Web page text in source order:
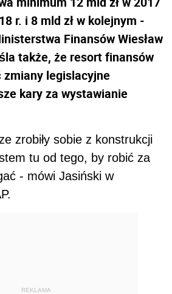
r. i 8 mld zł w kolejnym -
Finansów Wiesław
także, że resort finansów
legislacyjne
kary za wystawianie
zrobiły sobie z konstrukcji
tu od tego, by robić za
- mówi Jasiński w
REKLAMA